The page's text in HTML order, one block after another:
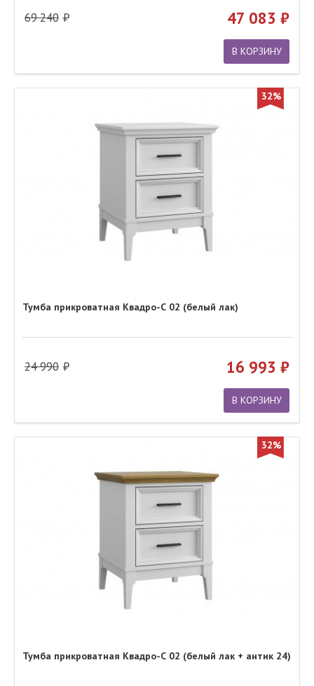
69 240 47 083
В КОРЗИНУ
32%
Тумба прикроватная Квадро-С 02 (белый лак)
24 990 16 993
В КОРЗИНУ
32%
Тумба прикроватная Квадро-С 02 (белый лак + антик 24)